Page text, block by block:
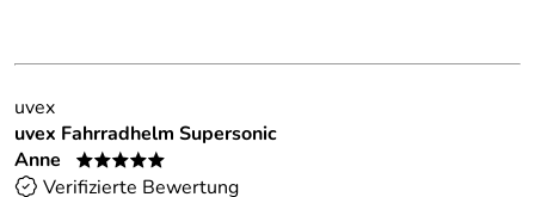
uvex
uvex Fahrradhelm Supersonic
Anne
*****
Verifizierte Bewertung